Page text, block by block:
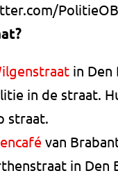
in Den
in de straat.
straat.
van
in Den